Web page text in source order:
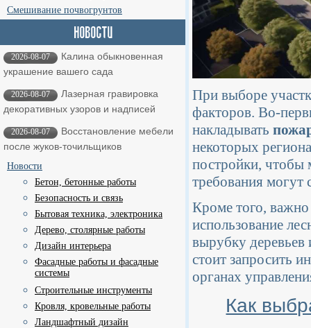
Смешивание почвогрунтов
2026-08-07
Калина обыкновенная
украшение вашего сада
2026-08-07
Лазерная гравировка
декоративных узоров и надписей
2026-08-07
Восстановление мебели
после жуков-точильщиков
Новости
Бетон, бетонные работы
Безопасность и связь
Бытовая техника, электроника
Дерево, столярные работы
Дизайн интерьера
Фасадные работы и фасадные
системы
Строительные инструменты
Кровля, кровельные работы
Ландшафтный дизайн
При выборе
факторов. Во-
накладывать
некоторых
постройки, чтобы
требования могут
Кроме того, важно
использование
вырубку деревьев
стоит запросить
органах
Как